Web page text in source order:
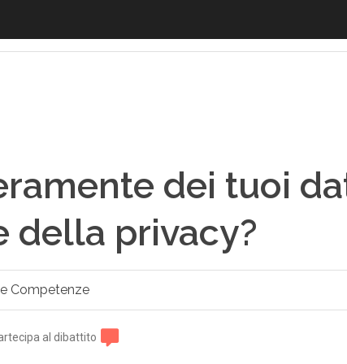
dei tuoi
della privacy?
Competenze
al dibattito